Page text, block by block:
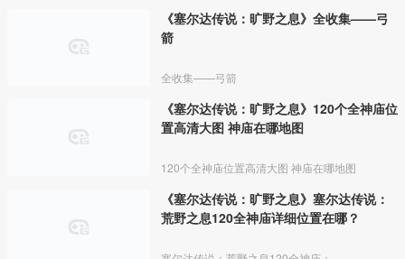
《塞尔达传说：旷野之息》全收集——弓
箭
全收集——弓箭
《塞尔达传说：旷野之息》120个全神庙位
置高清大图 神庙在哪地图
120个全神庙位置高清大图 神庙在哪地图
《塞尔达传说：旷野之息》塞尔达传说：
荒野之息120全神庙详细位置在哪？